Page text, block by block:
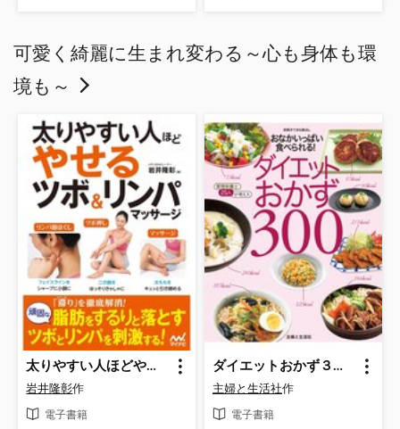
可愛く綺麗に生まれ変わる～心も身体も環
境も～
太りやすい人ほどやせるツボ＆リンパマッサージ
岩井隆彰作
電子書籍
ダイエットおかず３００ おなかいっぱい食べられる!
主婦と生活社作
電子書籍